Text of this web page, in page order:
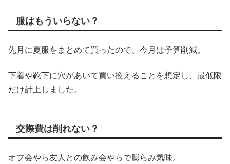
服はもういらない？
先月に夏服をまとめて買ったので、今月は予算削減。
下着や靴下に穴があいて買い換えることを想定し、最低限
だけ計上しました。
交際費は削れない？
オフ会やら友人との飲み会やらで膨らみ気味。